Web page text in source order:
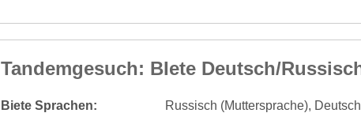
Tandemgesuch: BIete Deutsch/
Biete Sprachen:
Russisch (Muttersprache), Deutsch